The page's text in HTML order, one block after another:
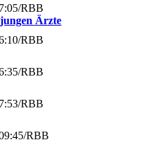
/RBB
Ärzte
/RBB
/RBB
/RBB
/RBB